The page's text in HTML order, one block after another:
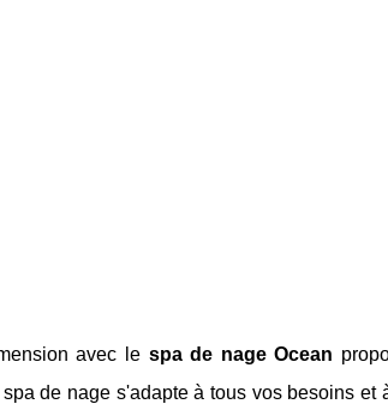
avec le spa de nage Ocean
de nage s'adapte à tous vos besoins